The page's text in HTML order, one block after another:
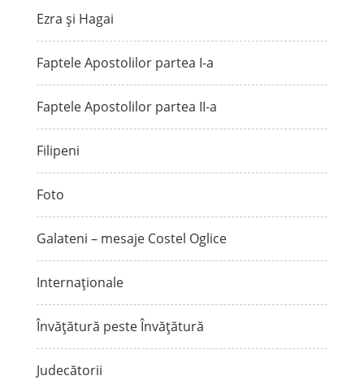
Ezra și Hagai
Faptele Apostolilor partea I-a
Faptele Apostolilor partea II-a
Filipeni
Foto
Galateni – mesaje Costel Oglice
Internaționale
Învățătură peste Învățătură
Judecătorii